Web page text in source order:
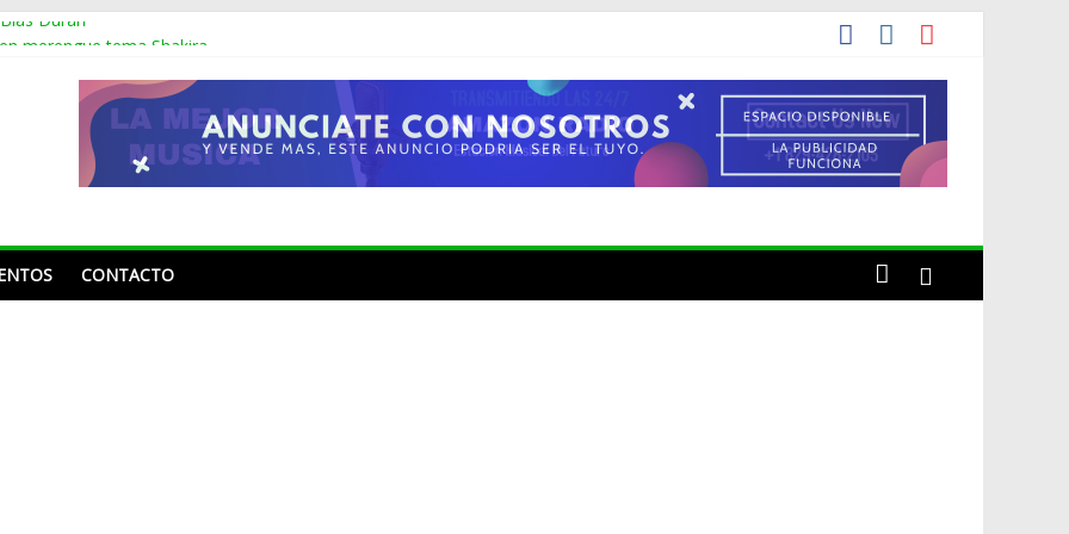
Durán
merengue tema Shakira
Aquino y Nahiony Reyes de “De Extremo a Extremo” tras más de una década
Frank Reyes a Acroarte: «¿Ustedes premian por el trabajo que ha hecho el artista o por conveniencia propia?»
CONTACTO